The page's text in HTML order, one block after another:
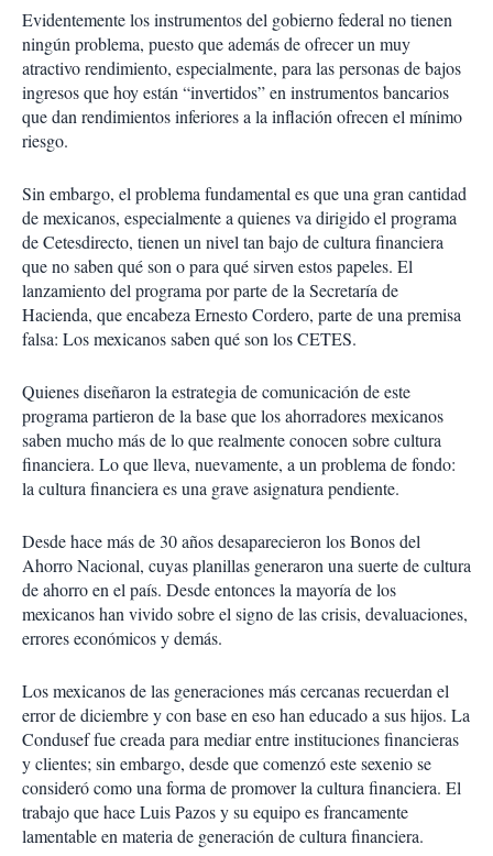
Evidentemente los instrumentos del gobierno federal no tienen
ningún problema, puesto que además de ofrecer un muy
atractivo rendimiento, especialmente, para las personas de bajos
ingresos que hoy están “invertidos” en instrumentos bancarios
que dan rendimientos inferiores a la inflación ofrecen el mínimo
riesgo.
Sin embargo, el problema fundamental es que una gran cantidad
de mexicanos, especialmente a quienes va dirigido el programa
de Cetesdirecto, tienen un nivel tan bajo de cultura financiera
que no saben qué son o para qué sirven estos papeles. El
lanzamiento del programa por parte de la Secretaría de
Hacienda, que encabeza Ernesto Cordero, parte de una premisa
falsa: Los mexicanos saben qué son los CETES.
Quienes diseñaron la estrategia de comunicación de este
programa partieron de la base que los ahorradores mexicanos
saben mucho más de lo que realmente conocen sobre cultura
financiera. Lo que lleva, nuevamente, a un problema de fondo:
la cultura financiera es una grave asignatura pendiente.
Desde hace más de 30 años desaparecieron los Bonos del
Ahorro Nacional, cuyas planillas generaron una suerte de cultura
de ahorro en el país. Desde entonces la mayoría de los
mexicanos han vivido sobre el signo de las crisis, devaluaciones,
errores económicos y demás.
Los mexicanos de las generaciones más cercanas recuerdan el
error de diciembre y con base en eso han educado a sus hijos. La
Condusef fue creada para mediar entre instituciones financieras
y clientes; sin embargo, desde que comenzó este sexenio se
consideró como una forma de promover la cultura financiera. El
trabajo que hace Luis Pazos y su equipo es francamente
lamentable en materia de generación de cultura financiera.